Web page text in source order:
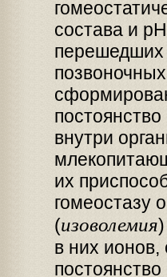
состава и
перешедших
внутри
их
гомеостазу
(изоволемия
в них ионов,